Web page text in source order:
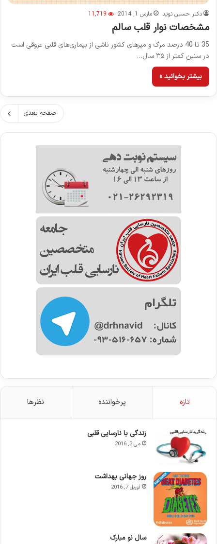
دکتر حسین نوید مارس 1, 2014 11,719
مشخصات نوار قلب سالم
35 تا 40 درصد مرگ و میرهای کشور ناشی از بیماری‌های قلبی عروقی است
در سنین کمتر از ۳۵ سال…
بیشتر بخوانید »
صفحه بعدی
تازه پرخواننده نظرها
زندگی با نارسایی قلبی
می 3, 2016
روز جهانی بهداشت
آوریل 7, 2016
سال نو مبارک